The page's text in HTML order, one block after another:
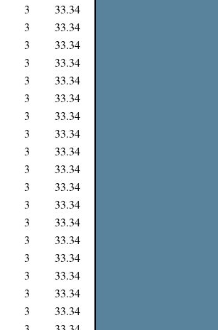
3
33.34
3
33.34
3
33.34
3
33.34
3
33.34
3
33.34
3
33.34
3
33.34
3
33.34
3
33.34
3
33.34
3
33.34
3
33.34
3
33.34
3
33.34
3
33.34
3
33.34
3
33.34